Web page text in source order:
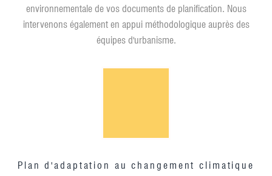
environnementale de vos documents de planification. Nous
intervenons également en appui méthodologique auprès des
équipes d'urbanisme.
Plan d'adaptation au changement climatique